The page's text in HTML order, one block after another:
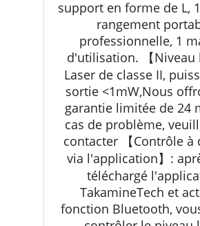
support en forme de L,
rangement
professionnelle, 1
d'utilisation. 【Niveau
Laser de classe II,
sortie <1mW,Nous
garantie limitée de 24
cas de problème,
contacter 【Contrôle à
via l'application】:
téléchargé
TakamineTech et
fonction Bluetooth,